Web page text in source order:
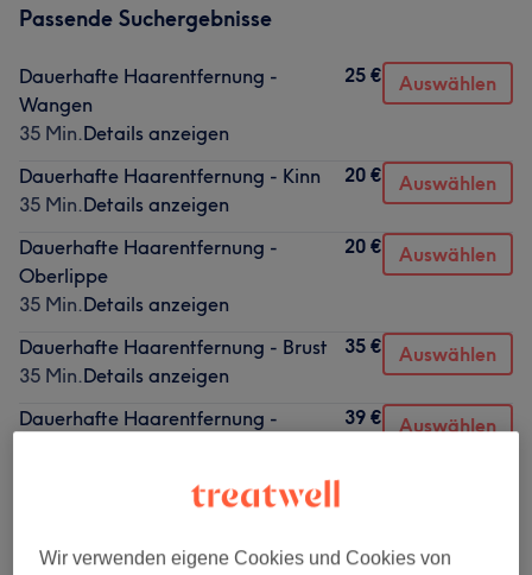
Passende Suchergebnisse
Dauerhafte Haarentfernung -
Wangen
35 Min.Details anzeigen
25 € Auswählen
Dauerhafte Haarentfernung - Kinn
35 Min.Details anzeigen
20 € Auswählen
Dauerhafte Haarentfernung -
Oberlippe
35 Min.Details anzeigen
20 € Auswählen
Dauerhafte Haarentfernung - Brust
35 Min.Details anzeigen
35 € Auswählen
Dauerhafte Haarentfernung -
39 € Auswählen
Wir verwenden eigene Cookies und Cookies von